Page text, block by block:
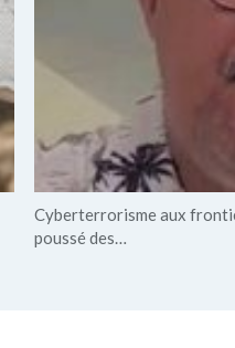
Cyberterrorisme aux
poussé des…